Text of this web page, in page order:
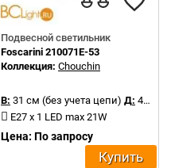
Подвесной светильник
Foscarini 210071E-53
Коллекция: Chouchin
В: 31 см (без учета цепи) Д: 40 см
E27 x 1 LED max 21W
Цена: По запросу
Купить